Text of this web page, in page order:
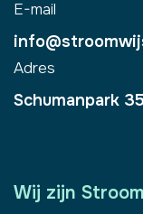
E-mail
Adres
​Schumanpark
Wij zijn